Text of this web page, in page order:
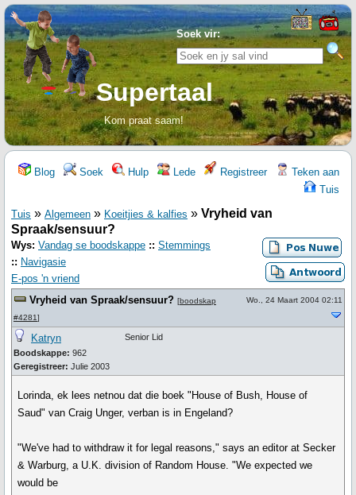
Soek vir:
Supertaal
Kom praat saam!
Blog Soek Hulp Lede Registreer
Teken aan
Tuis
Tuis » Algemeen » Koeitjies & kalfies » Vryheid van
Spraak/sensuur?
Wys: Vandag se boodskappe :: Stemmings
:: Navigasie
E-pos 'n vriend
Vryheid van Spraak/sensuur? [boodskap
#4281]
Wo., 24 Maart 2004 02:11
Katryn
Boodskappe: 962
Geregistreer: Julie 2003
Senior Lid
Lorinda, ek lees netnou dat die boek "House of Bush, House of
Saud" van Craig Unger, verban is in Engeland?
"We've had to withdraw it for legal reasons," says an editor at Secker
& Warburg, a U.K. division of Random House. "We expected we
would be